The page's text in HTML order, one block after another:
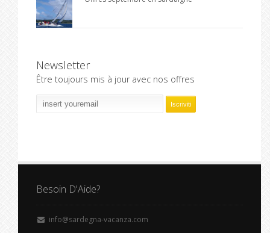
Newsletter
Être toujours mis à jour avec nos offres
Besoin D'Aide?
info@sardegna-vacanza.com